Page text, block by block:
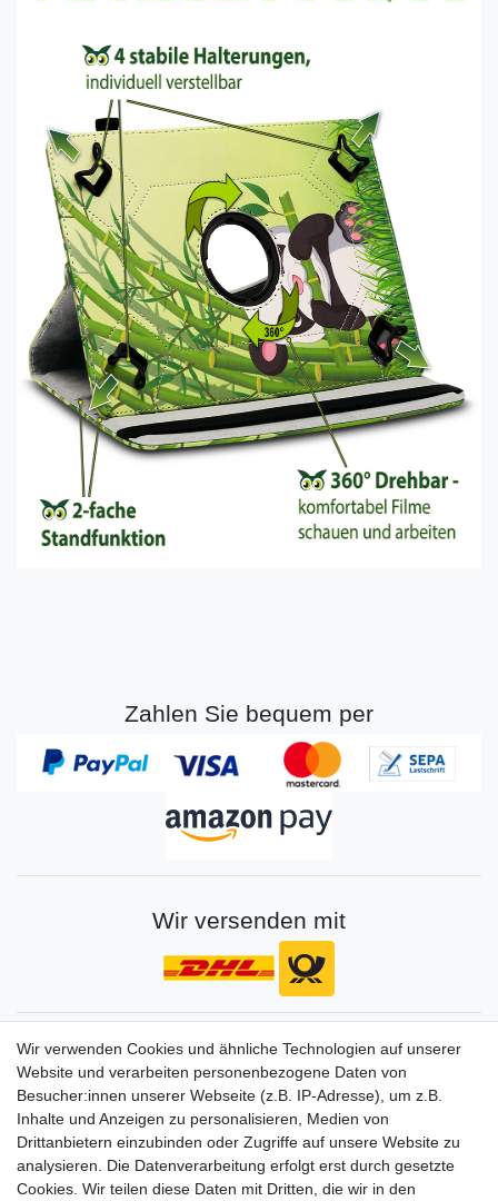
Zahlen Sie bequem per
Wir versenden mit
Gerne halten wir sie auf dem Laufenden
VORNAME NACHNAME
Newsletter
Honig
Hiermit bestätige ich, dass ich dieDaten­schutz­erklärunggelesen habe. Meine
Wir verwenden Cookies und ähnliche Technologien auf unserer
Website und verarbeiten personenbezogene Daten von
Besucher:innen unserer Webseite (z.B. IP-Adresse), um z.B.
Inhalte und Anzeigen zu personalisieren, Medien von
Drittanbietern einzubinden oder Zugriffe auf unsere Website zu
analysieren. Die Datenverarbeitung erfolgt erst durch gesetzte
Cookies. Wir teilen diese Daten mit Dritten, die wir in den